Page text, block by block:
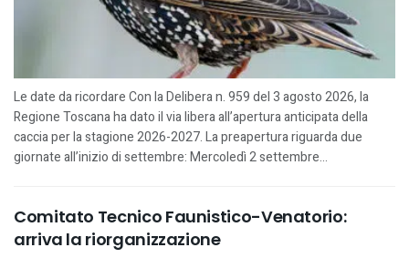
Le date da ricordare Con la Delibera n. 959 del 3 agosto 2026, la
Regione Toscana ha dato il via libera all’apertura anticipata della
caccia per la stagione 2026-2027. La preapertura riguarda due
giornate all’inizio di settembre: Mercoledì 2 settembre...
Comitato Tecnico Faunistico-Venatorio:
arriva la riorganizzazione